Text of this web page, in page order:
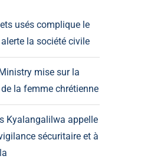
usés complique le
la société civile
mise sur la
la femme chrétienne
Kyalangalilwa appelle
sécuritaire et à